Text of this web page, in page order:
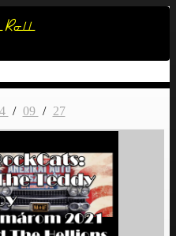
Roll
/ 09 / 27